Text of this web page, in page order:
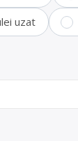
uzat